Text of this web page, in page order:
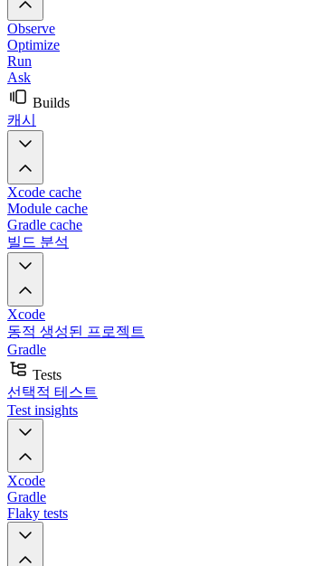
Observe
Optimize
Run
Ask
Builds
캐시
Xcode cache
Module cache
Gradle cache
빌드 분석
Xcode
동적 생성된 프로젝트
Gradle
Tests
선택적 테스트
Test insights
Xcode
Gradle
Flaky tests